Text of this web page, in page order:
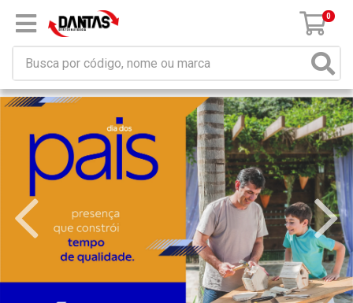
Receba da DANTAS DISTRIBUIDORA mensagem de
promoções e novidades em seu computador e/ou
celular!
Não permitir Permitir
Powered by SendPulse
×
0